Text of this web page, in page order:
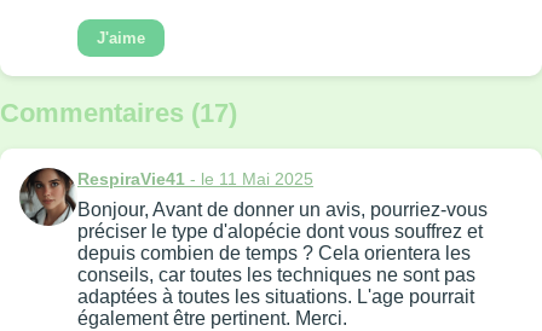
J'aime
Commentaires (17)
RespiraVie41 - le 11 Mai 2025
Bonjour, Avant de donner un avis, pourriez-vous
préciser le type d'alopécie dont vous souffrez et
depuis combien de temps ? Cela orientera les
conseils, car toutes les techniques ne sont pas
adaptées à toutes les situations. L'age pourrait
également être pertinent. Merci.